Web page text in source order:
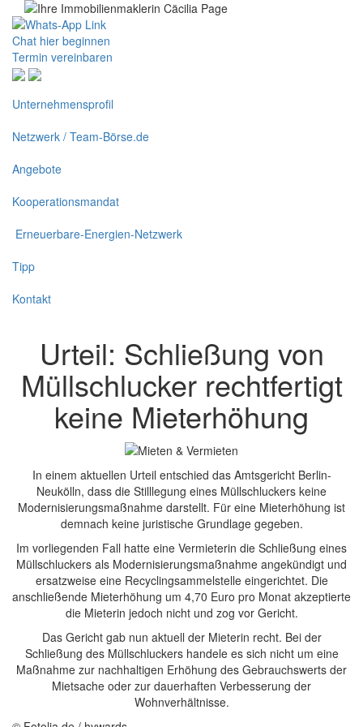
Chat hier beginnen
Termin vereinbaren
Unternehmensprofil
Netzwerk / Team-Börse.de
Angebote
Kooperationsmandat
Erneuerbare-Energien-Netzwerk
Tipp
Kontakt
Urteil: Schließung von
Müllschlucker rechtfertigt
keine Mieterhöhung
In einem aktuellen Urteil entschied das Amtsgericht Berlin-
Neukölln, dass die Stilllegung eines Müllschluckers keine
Modernisierungsmaßnahme darstellt. Für eine Mieterhöhung ist
demnach keine juristische Grundlage gegeben.
Im vorliegenden Fall hatte eine Vermieterin die Schließung eines
Müllschluckers als Modernisierungsmaßnahme angekündigt und
ersatzweise eine Recyclingsammelstelle eingerichtet. Die
anschließende Mieterhöhung um 4,70 Euro pro Monat akzeptierte
die Mieterin jedoch nicht und zog vor Gericht.
Das Gericht gab nun aktuell der Mieterin recht. Bei der
Schließung des Müllschluckers handele es sich nicht um eine
Maßnahme zur nachhaltigen Erhöhung des Gebrauchswerts der
Mietsache oder zur dauerhaften Verbesserung der
Wohnverhältnisse.